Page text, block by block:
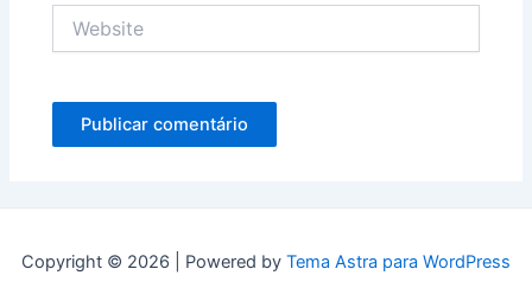
Copyright © 2026 | Powered by Tema Astra para WordPress